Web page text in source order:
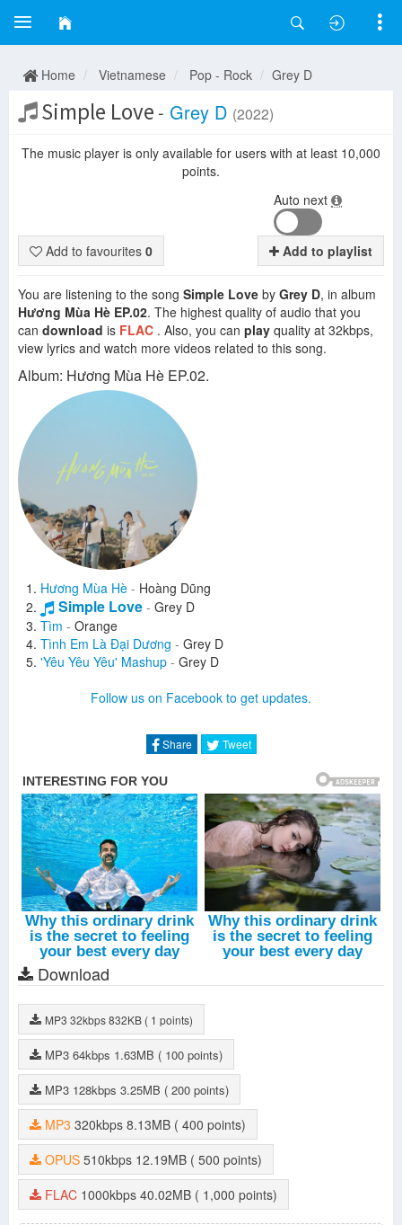
Home Vietnamese Pop - Rock Grey D
Simple Love - Grey D (2022)
The music player is only available for users with at least 10,000
points.
Auto next
Add to favourites 0 Add to playlist
You are listening to the song Simple Love by Grey D, in album
Hương Mùa Hè EP.02. The highest quality of audio that you
can download is FLAC . Also, you can play quality at 32kbps,
view lyrics and watch more videos related to this song.
Album: Hương Mùa Hè EP.02.
Hương Mùa Hè - Hoàng Dũng
Simple Love - Grey D
Tìm - Orange
Tình Em Là Đại Dương - Grey D
'Yêu Yêu Yêu' Mashup - Grey D
Follow us on Facebook to get updates.
Share Tweet
Download
MP3 32kbps832KB ( 1 points)
MP3 64kbps 1.63MB ( 100 points)
MP3 128kbps 3.25MB ( 200 points)
MP3 320kbps 8.13MB
( 400 points)
OPUS 510kbps 12.19MB
( 500 points)
FLAC 1000kbps 40.02MB ( 1,000 points)